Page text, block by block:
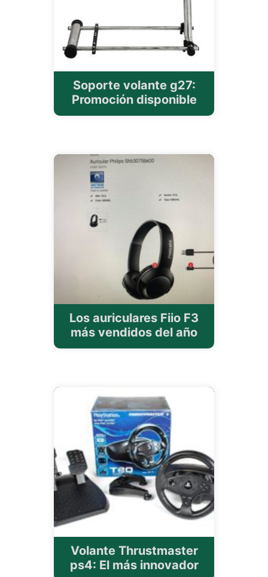
Soporte volante g27:
Promoción disponible
Los auriculares Fiio F3
más vendidos del año
Volante Thrustmaster
ps4: El más innovador